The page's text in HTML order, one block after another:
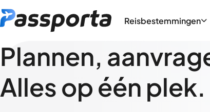
Reisbestemmingen
Plannen,
Alles op één plek.